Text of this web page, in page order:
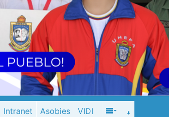
Intranet Asobies VIDI